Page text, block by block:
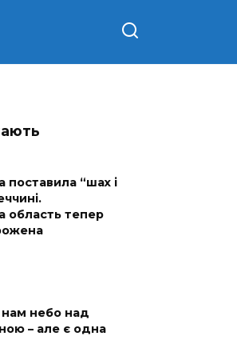
поставила “шах і
область тепер
небо над
– але є одна